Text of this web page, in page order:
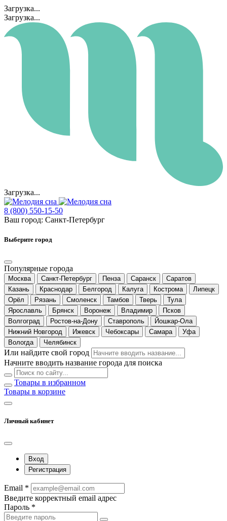
Загрузка...
Загрузка...
Загрузка...
8 (800) 550-15-50
Ваш город: Санкт-Петербург
Выберите город
Популярные города
Москва Санкт-Петербург Пенза Саранск
Саратов
Казань
Краснодар Белгород Калуга Кострома
Липецк
Орёл
Рязань Смоленск Тамбов Тверь
Тула
Ярославль
Брянск Воронеж Владимир
Псков
Волгоград
Ростов-на-Дону Ставрополь
Йошкар-Ола
Нижний Новгород
Ижевск Чебоксары Самара
Уфа
Вологда
Челябинск
Или найдите свой город
Начните вводить название города для поиска
Товары в избранном
Товары в корзине
Личный кабинет
Вход
Регистрация
Email *
Введите корректный email адрес
Пароль *